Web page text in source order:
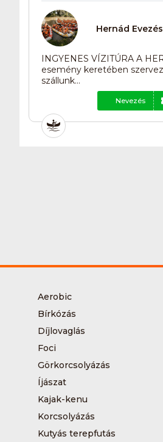
Hernád Evezés
INGYENES VÍZITÚRA A
esemény keretében
szállunk...
Nevezés
Aerobic
Bírkózás
Díjlovaglás
Foci
Görkorcsolyázás
Íjászat
Kajak-kenu
Korcsolyázás
Kutyás terepfutás